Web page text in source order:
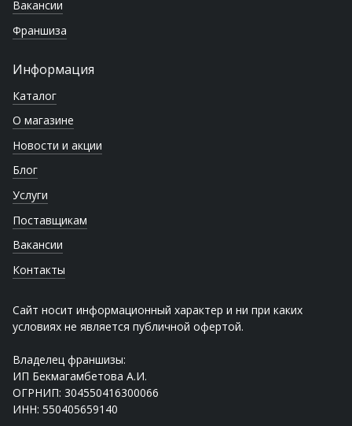
Вакансии
Франшиза
Информация
Каталог
О магазине
Новости и акции
Блог
Услуги
Поставщикам
Вакансии
Контакты
Сайт носит информационный характер и ни при каких
условиях не является публичной офертой.
Владелец франшизы:
ИП Бекмагамбетова А.И.
ОГРНИП: 304550416300066
ИНН: 550405659140